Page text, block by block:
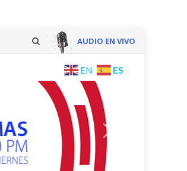
AUDIO EN VIVO
content
EN ES